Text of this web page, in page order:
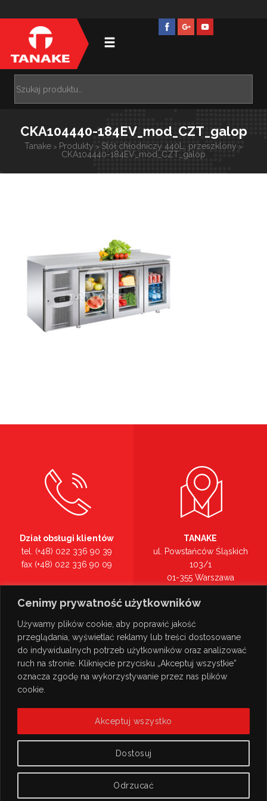
Cenimy prywatność użytkowników
Używamy plików cookie, aby poprawić jakość
przeglądania, wyświetlać reklamy lub treści dostosowane
do indywidualnych potrzeb użytkowników oraz analizować
ruch na stronie. Kliknięcie przycisku „Akceptuj wszystkie”
oznacza zgodę na wykorzystywanie przez nas plików
cookie.
Dostosuj
Odrzucać
Akceptuj wszystko
CKA104440-184EV_mod_CZT_galop
Tanake > Produkty > Stół chłodniczy 440L, przeszklony >
CKA104440-184EV_mod_CZT_galop
Dział obsługi klientów
tel. (+48) 022 336 90 39
fax (+48) 022 336 90 09
tel. (+48) 022 336 90 00
TANAKE
ul. Powstańców Śląskich
103/1
01-355 Warszawa
Zobacz na mapie >
© Copyright 2026TANAKE